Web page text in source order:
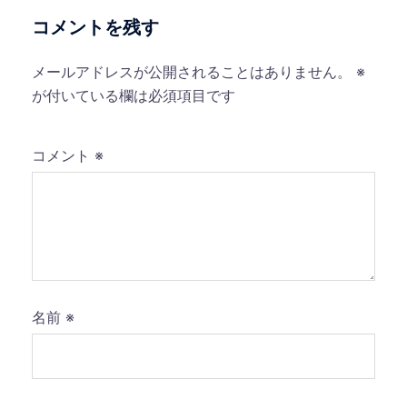
ンコメントを残す
メールアドレスが公開されることはありません。
※
が付いている欄は必須項目です
コメント ※
名前 ※